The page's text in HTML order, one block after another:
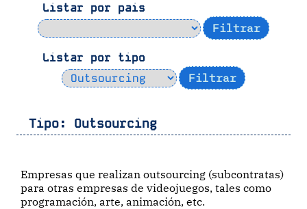
Listar por pais
Listar por tipo
Tipo: Outsourcing
Empresas que realizan outsourcing (subcontratas)
para otras empresas de videojuegos, tales como
programación, arte, animación, etc.